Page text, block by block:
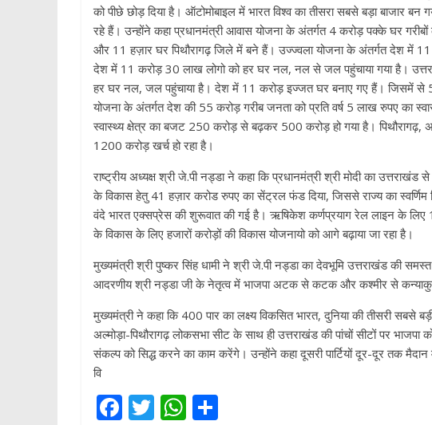
को पीछे छोड़ दिया है। ऑटोमोबाइल में भारत विश्व का तीसरा सबसे बड़ा बाजार
रहे हैं। उन्होंने कहा प्रधानमंत्री आवास योजना के अंतर्गत 4 करोड़ पक्के घर
और 11 हज़ार घर पिथौरागढ़ जिले में बने हैं। उज्ज्वला योजना के अंतर्गत देश में
देश में 11 करोड़ 30 लाख लोगो को हर घर नल, नल से जल पहुंचाया गया है।
हर घर नल, जल पहुंचाया है। देश में 11 करोड़ इज्जत घर बनाए गए हैं। जिसमें
योजना के अंतर्गत देश की 55 करोड़ गरीब जनता को प्रति वर्ष 5 लाख रुपए का
स्वास्थ्य क्षेत्र का बजट 250 करोड़ से बढ़कर 500 करोड़ हो गया है।
1200 करोड़ खर्च हो रहा है।
राष्ट्रीय अध्यक्ष श्री जे.पी नड्डा ने कहा कि प्रधानमंत्री श्री मोदी का उत्तराखंड
के विकास हेतु 41 हज़ार करोड रुपए का सेंट्रल फंड दिया, जिससे राज्य का
वंदे भारत एक्सप्रेस की शुरूवात की गई है। ऋषिकेश कर्णप्रयाग रेल लाइन के लिए
के विकास के लिए हजारों करोड़ों की विकास योजनायो को आगे बढ़ाया जा रहा है।
मुख्यमंत्री श्री पुष्कर सिंह धामी ने श्री जे.पी नड्डा का देवभूमि उत्तराखंड की
आदरणीय श्री नड्डा जी के नेतृत्व में भाजपा अटक से कटक और कश्मीर से
मुख्यमंत्री ने कहा कि 400 पार का लक्ष्य विकसित भारत, दुनिया की तीसरी सबसे
अल्मोड़ा-पिथौरागढ़ लोकसभा सीट के साथ ही उत्तराखंड की पांचों सीटों पर
संकल्प को सिद्ध करने का काम करेंगे। उन्होंने कहा दूसरी पार्टियों दूर-दूर तक
वि
F T W